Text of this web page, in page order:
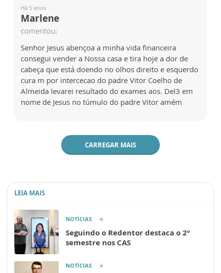
Há 5 anos
Marlene
comentou:
Senhor Jesus abençoa a minha vida financeira
consegui vender a Nossa casa e tira hoje a dor de
cabeça que está doendo no olhos direito e esquerdo
cura m por intercecao do padre Vitor Coelho de
Almeida levarei resultado do exames aos. Del3 em
nome de Jesus no túmulo do padre Vitor amém
CARREGAR MAIS
LEIA MAIS
NOTÍCIAS
Seguindo o Redentor destaca o 2º
semestre nos CAS
NOTÍCIAS